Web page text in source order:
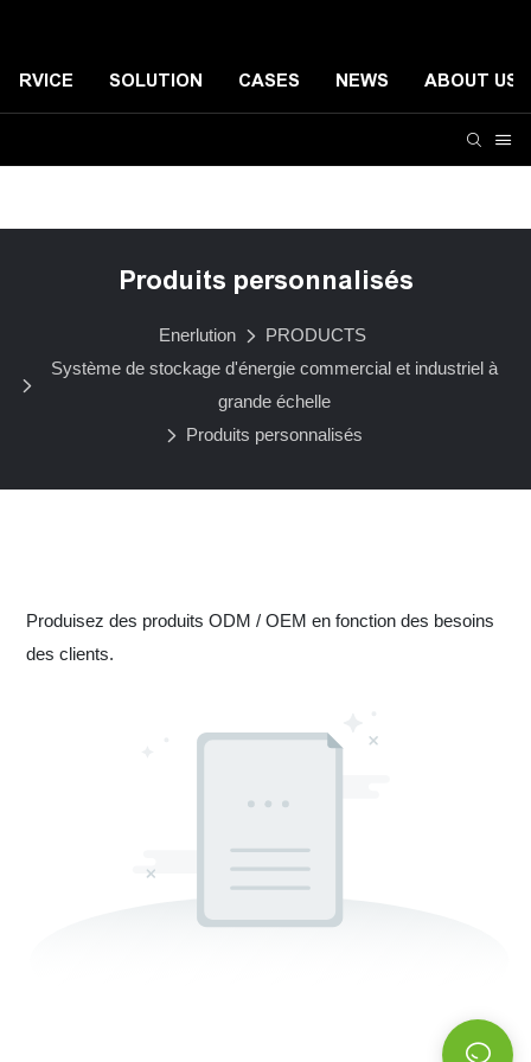
SOLUTION CASES NEWS ABOUT US
Produits personnalisés
Enerlution
PRODUCTS
Système de stockage d'énergie commercial et industriel à
grande échelle
Produits personnalisés
Produisez des produits ODM / OEM en fonction des besoins
des clients.